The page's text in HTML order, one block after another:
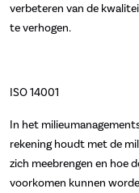
verbeteren van de
te verhogen.
ISO 14001
In het
rekening houdt met de
zich meebrengen en hoe
voorkomen kunnen